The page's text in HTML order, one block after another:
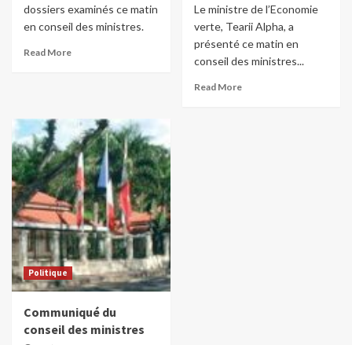
dossiers examinés ce matin
en conseil des ministres.
Read More
Le ministre de l’Economie
verte, Tearii Alpha, a
présenté ce matin en
conseil des ministres...
Read More
Politique
Communiqué du
conseil des ministres